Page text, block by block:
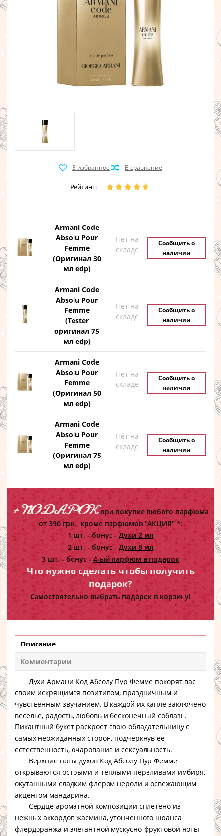
Рейтинг:
Armani Code
Absolu Pour
Femme
(Оригинал 30
мл edp)
Нет на
складе
Сообщить о
наличии
Armani Code
Absolu Pour
Femme
(Tester
оригинал 75
мл edp)
Нет на
складе
Сообщить о
наличии
Armani Code
Absolu Pour
Femme
(Оригинал 50
мл edp)
Нет на
складе
Сообщить о
наличии
Armani Code
Absolu Pour
Femme
(Оригинал 75
мл edp)
Нет на
складе
Сообщить о
наличии
+ ПОДАРОКпри покупке любого парфюма
от 390 грн., кроме парфюмов "АКЦИЯ" *:
1 шт. - бонус - Духи 2 мл
2 шт. - бонус -Духи 8 мл
3 шт. - бонус - 4-ый парфюм в подарок
Что нужно сделать чтобы получить
подарок?
Самостоятельно выбрать подарок в корзину!
Описание
Комментарии
Духи Армани Код Абсолу Пур Фемме покорят вас
своим искрящимся позитивом, праздничным и
чувственным звучанием. В каждой их капле заключено
веселье, радость, любовь и бесконечный соблазн.
Пикантный букет раскроет свою обладательницу с
самых неожиданных сторон, подчеркнув ее
естественность, очарование и сексуальность.
Верхние ноты духов Код Абсолу Пур Фемме
открываются острыми и теплыми переливами имбиря,
окутанными сладким флером нероли и освежающим
акцентом мандарина.
Сердце ароматной композиции сплетено из
нежных аккордов жасмина, утонченного нюанса
флёрдоранжа и элегантной мускусно-фруктовой ноты